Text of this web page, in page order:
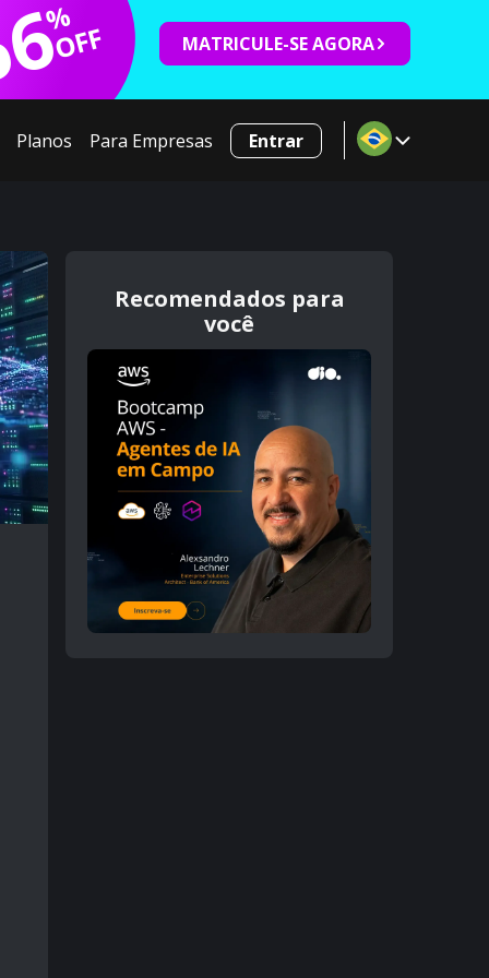
%
OFF MATRICULE-SE AGORA
Planos Para Empresas Entrar
Recomendados para
você